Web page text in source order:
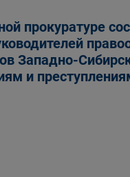
прокуратуре
Западно-
и